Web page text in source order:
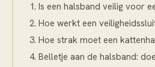
Is een halsband veilig voor
Hoe werkt een
Hoe strak moet een
Belletje aan de halsband: